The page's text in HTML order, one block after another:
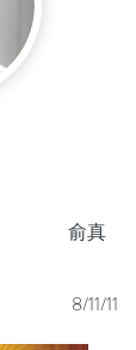
俞真
8/11/11